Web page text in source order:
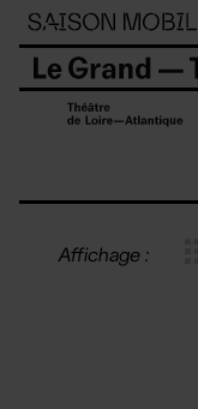
Affichage :
Panneau de gestion